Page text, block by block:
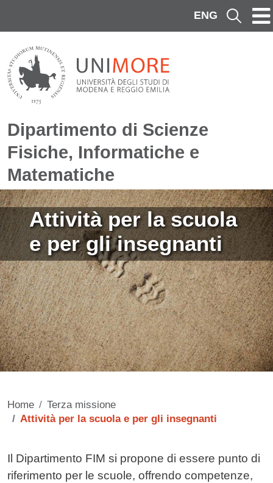
ENG Cerca
Dipartimento di Scienze
Fisiche, Informatiche e
Matematiche
Immagine
Attività per la scuola
e per gli insegnanti
Home
Terza missione
Attività per la scuola e per gli insegnanti
Contenuto
Il Dipartimento FIM si propone di essere punto di
riferimento per le scuole, offrendo competenze,